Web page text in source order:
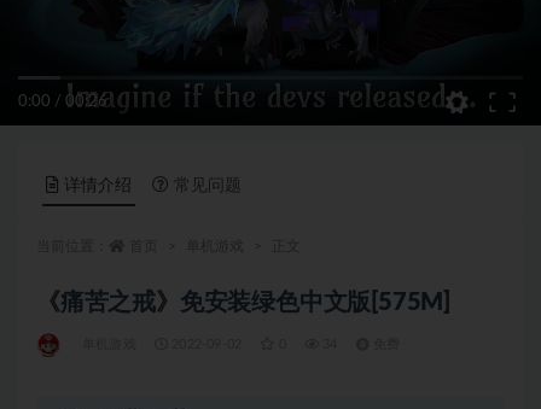
0:00 / 00:26
详情介绍 常见问题
《痛苦之戒》免安装绿色中文版[575M]